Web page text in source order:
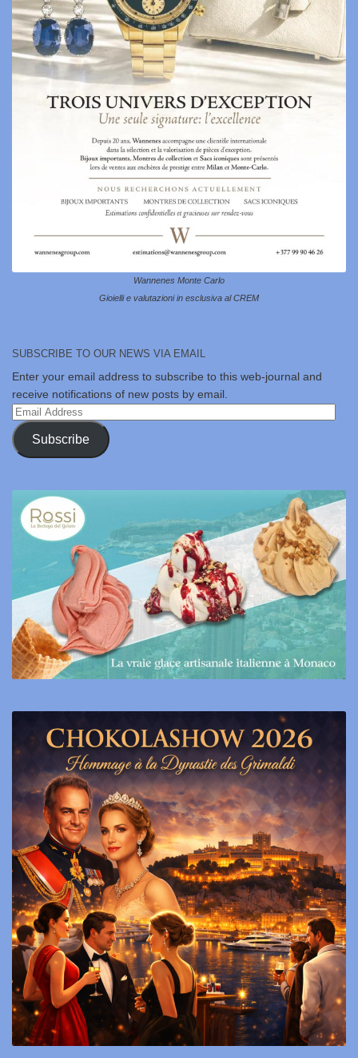
Wannenes Monte Carlo
Gioielli e valutazioni in esclusiva al CREM
SUBSCRIBE TO OUR NEWS VIA EMAIL
Enter your email address to subscribe to this web-journal and
receive notifications of new posts by email.
Email
Address
Subscribe